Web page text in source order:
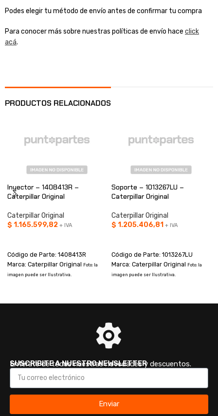
Podes elegir tu método de envío antes de confirmar tu compra
Para conocer más sobre nuestras políticas de envío hace click
acá.
PRODUCTOS RELACIONADOS
Inyector – 1408413R –
Caterpillar Original
Caterpillar Original
$ 1.165.599,82 + IVA
Código de Parte: 1408413R
Marca: Caterpillar Original Foto: la
imagen puede ser Ilustrativa.
Soporte – 1013267LU –
Caterpillar Original
Caterpillar Original
$ 1.205.406,81 + IVA
Código de Parte: 1013267LU
Marca: Caterpillar Original Foto: la
imagen puede ser Ilustrativa.
SUSCRIBITE A NUESTRO NEWSLETTER
Enterate de todas nuestras novedades y descuentos.
Enviar